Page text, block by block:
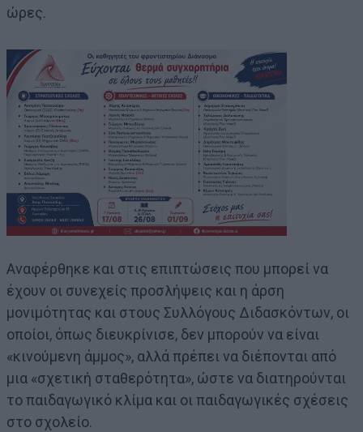
ώρες.
Αναφέρθηκε και στις επιπτώσεις που μπορεί να
έχουν οι συνεχείς προσλήψεις και η άρση
μονιμότητας και στους Συλλόγους Διδασκόντων, οι
οποίοι, όπως διευκρίνισε, δεν μπορούν να είναι
«κινούμενη άμμος», αλλά πρέπει να διέπονται από
μια «σχετική σταθερότητα», ώστε να διατηρούνται
το παιδαγωγικό κλίμα και οι παιδαγωγικές σχέσεις
στο σχολείο.